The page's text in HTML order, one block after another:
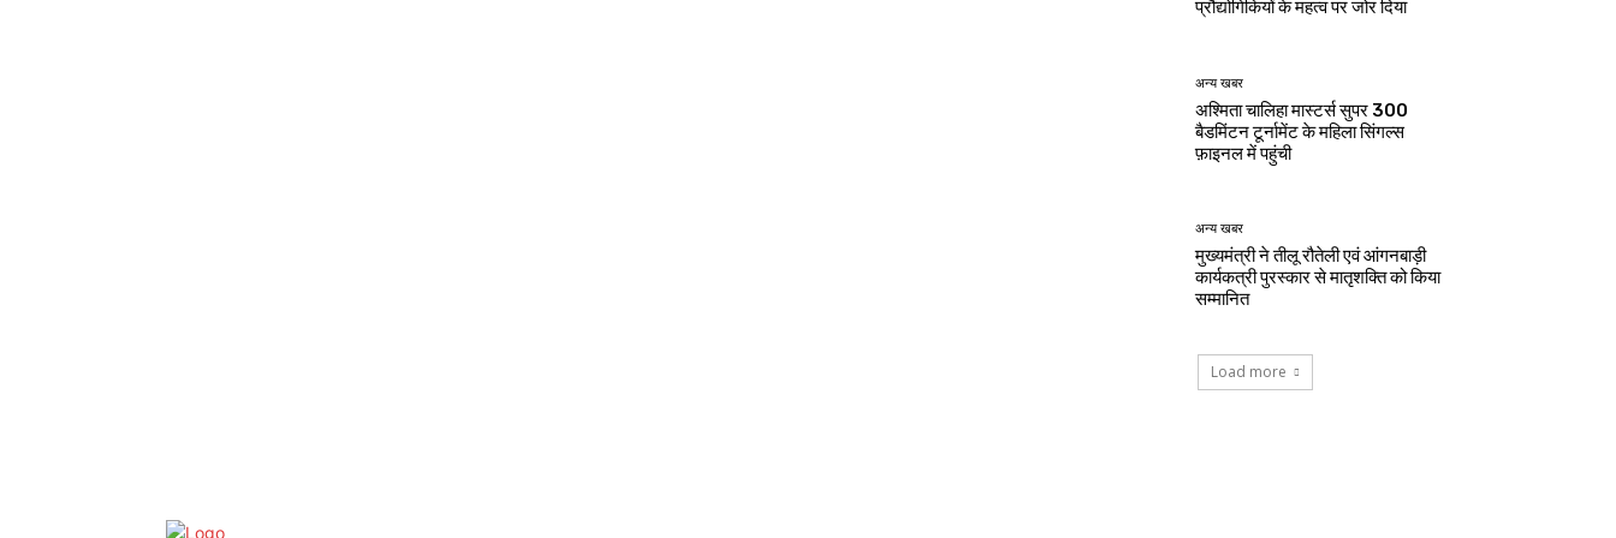
प्रौद्योगिकियों के महत्व पर जोर दिया
अन्य खबर
अश्मिता चालिहा मास्टर्स सुपर 300
बैडमिंटन टूर्नामेंट के महिला सिंगल्स
फ़ाइनल में पहुंची
अन्य खबर
मुख्यमंत्री ने तीलू रौतेली एवं आंगनबाड़ी
कार्यकत्री पुरस्कार से मातृशक्ति को किया
सम्मानित
Load more